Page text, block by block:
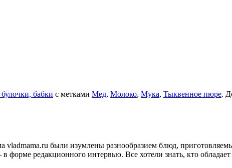
бабки с метками Мед, Молоко, Мука, Тыквенное пюре.
vladmama.ru были изумлены разнообразием блюд,
редакционного интервью. Все хотели знать, кто